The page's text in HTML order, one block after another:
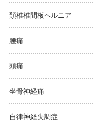
頚椎椎間板ヘルニア
腰痛
頭痛
坐骨神経痛
自律神経失調症